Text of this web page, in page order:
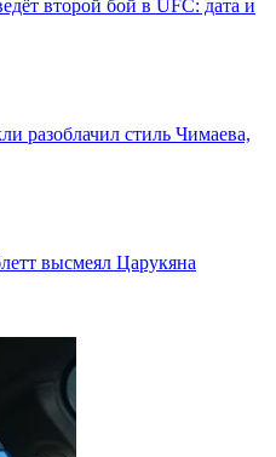
второй бой в UFC: дата и
разоблачил стиль Чимаева,
высмеял Царукяна